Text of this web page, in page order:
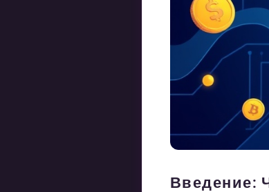
Введение: